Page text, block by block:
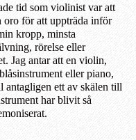
tid som violinist var att
oro för att uppträda inför
kropp, minsta
rörelse eller
Jag antar att en violin,
eller piano,
antagligen ett av skälen till
har blivit så